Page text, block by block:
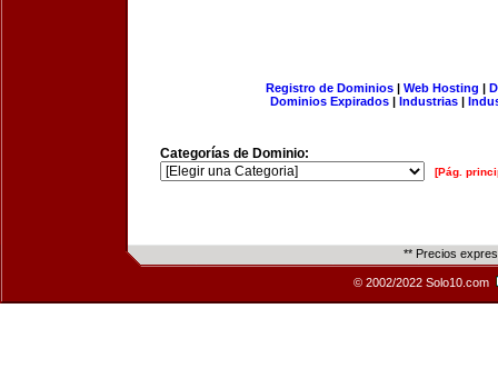
Registro de Dominios| Web Hosting |
Dominios Expirados | Industrias |
Categorías de Dominio:
[Pág.
** Precios
© 2002/2022 Solo10.com